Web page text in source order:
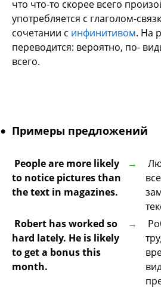
что что-то скорее всего
употребляется c глаголом-
сочетании с инфинитивом. На
переводится: вероятно, по-
всего.
Примеры предложений
People are more likely
to notice pictures than
the text in magazines.
Robert has worked so
hard lately. He is likely
to get a bonus this
month.